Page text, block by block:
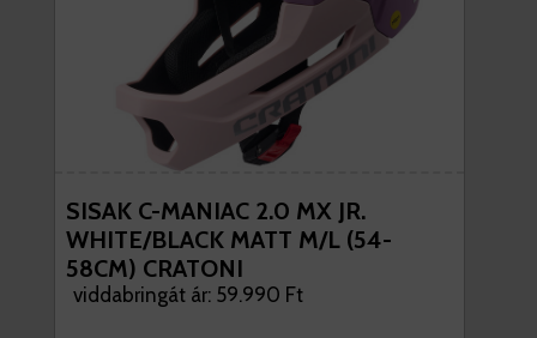
SISAK C-MANIAC 2.0 MX JR.
WHITE/BLACK MATT M/L (54-
58CM) CRATONI
viddabringát ár: 59.990 Ft